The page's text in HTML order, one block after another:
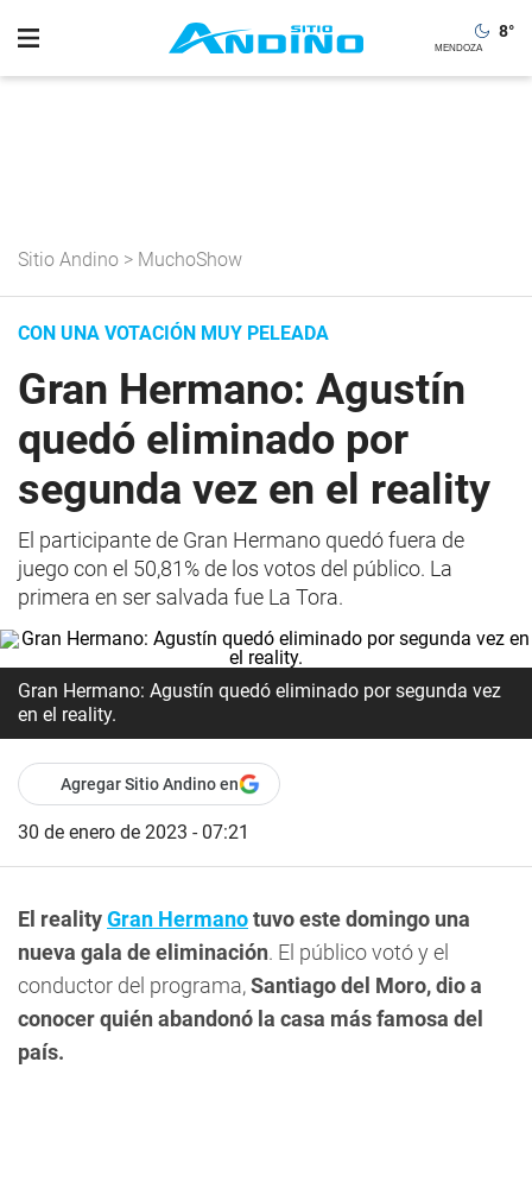
8°
Sitio Andino > MuchoShow
CON UNA VOTACIÓN MUY PELEADA
Gran Hermano: Agustín
quedó eliminado por
segunda vez en el reality
El participante de Gran Hermano quedó fuera de
juego con el 50,81% de los votos del público. La
primera en ser salvada fue La Tora.
Gran Hermano: Agustín quedó eliminado por segunda vez
en el reality.
Agregar Sitio Andino en
30 de enero de 2023 - 07:21
El realityGran Hermanotuvo este domingo una
nueva gala de eliminación. El público votó y el
conductor del programa,Santiago del Moro, dio a
conocer quién abandonó la casa más famosa del
país.